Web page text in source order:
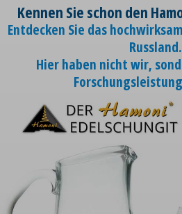
Kennen Sie schon den
Entdecken Sie das
Russland.
Hier haben nicht wir,